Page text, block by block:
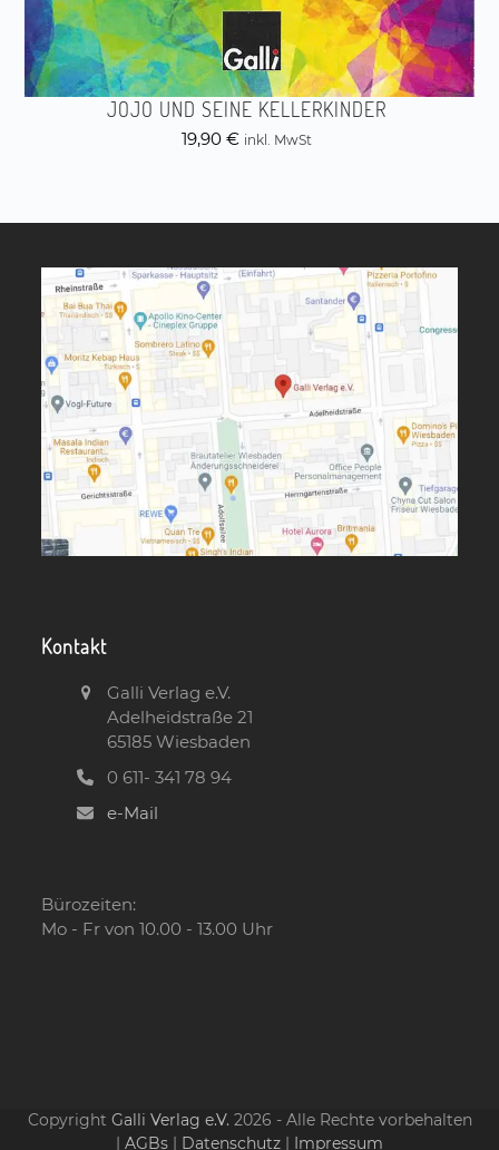
JOJO UND SEINE KELLERKINDER
19,90 € inkl. MwSt
Kontakt
Galli Verlag e.V.
Adelheidstraße 21
65185 Wiesbaden
0 611- 341 78 94
e-Mail
Bürozeiten:
Mo - Fr von 10.00 - 13.00 Uhr
Copyright Galli Verlag e.V. 2026 - Alle Rechte vorbehalten
| AGBs | Datenschutz | Impressum